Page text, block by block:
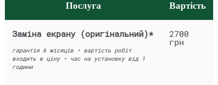
Послуга Вартість
Заміна екрану (оригінальний)*
гарантія 6 місяців • вартість робіт
входить в ціну • час на установку від 1
години
2700
грн